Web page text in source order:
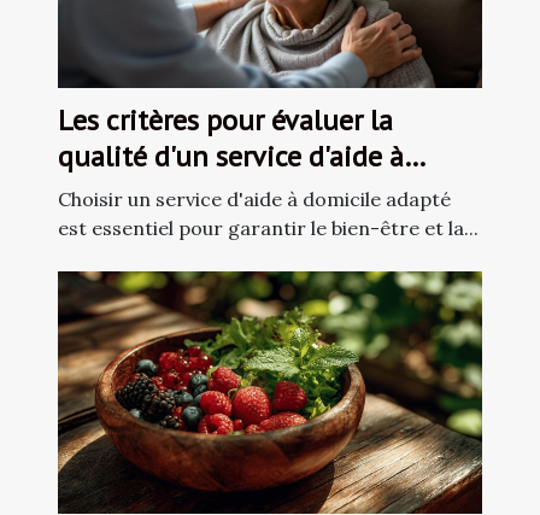
Les critères pour évaluer la
qualité d'un service d'aide à
domicile
Choisir un service d'aide à domicile adapté
est essentiel pour garantir le bien-être et la...